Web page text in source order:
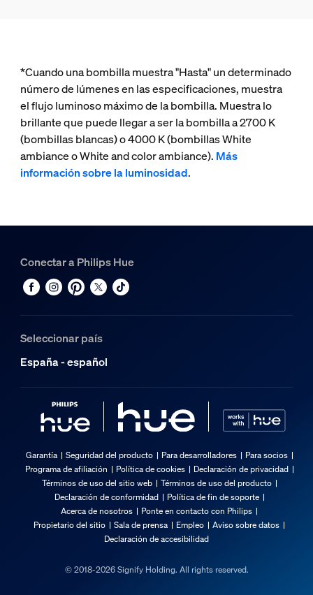
*Cuando una bombilla muestra "Hasta" un determinado
número de lúmenes en las especificaciones, muestra
el flujo luminoso máximo de la bombilla. Muestra lo
brillante que puede llegar a ser la bombilla a 2700 K
(bombillas blancas) o 4000 K (bombillas White
ambiance o White and color ambiance). Más
información sobre la luminosidad.
Conectar a Philips Hue
Seleccionar país
España - español
Garantía Seguridad del producto Para desarrolladores
Para socios
Programa de afiliación
Política de cookies
Declaración de privacidad
Términos de uso del sitio web
Términos de uso del producto
Declaración de conformidad
Política de fin de soporte
Acerca de nosotros
Ponte en contacto con Philips
Propietario del sitio
Sala de prensa Empleo
Aviso sobre datos
Declaración de accesibilidad
© 2018-2026 Signify Holding. All rights reserved.